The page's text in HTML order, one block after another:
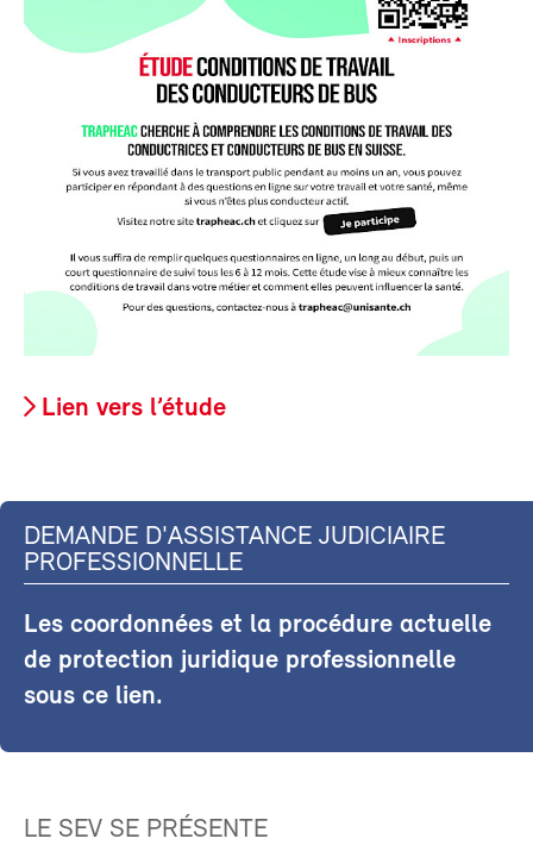
Lien vers l’étude
DEMANDE D'ASSISTANCE JUDICIAIRE
PROFESSIONNELLE
Les coordonnées et la procédure actuelle
de protection juridique professionnelle
sous ce lien.
LE SEV SE PRÉSENTE